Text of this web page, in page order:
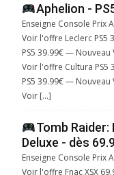
Aphelion -
Enseigne Console Prix
Voir l'offre Leclerc PS5
PS5 39.99€ —
Voir l'offre Cultura PS5
PS5 39.99€ —
Voir […]
Tomb
Deluxe - dès
Enseigne Console Prix
Voir l'offre Fnac XSX